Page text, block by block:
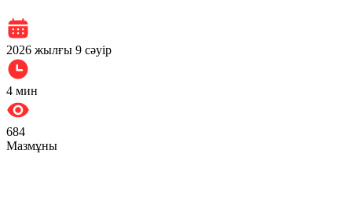
2026 жылғы 9 сәуір
4 мин
684
Мазмұны